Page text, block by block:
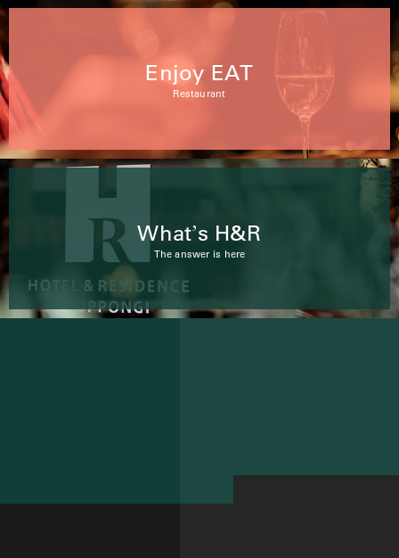
Enjoy EAT
Restaurant
What’s H&R
The answer is here